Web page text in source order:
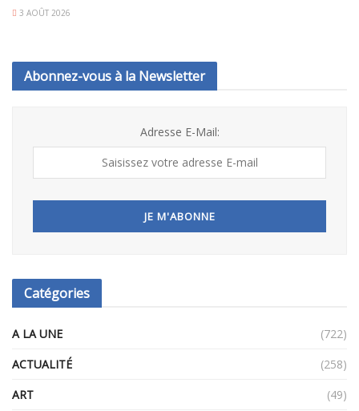
3 AOÛT 2026
Abonnez-vous à la Newsletter
Adresse E-Mail:
Catégories
A LA UNE
(722)
ACTUALITÉ
(258)
ART
(49)